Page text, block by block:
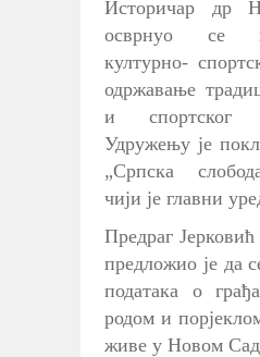
Историчар др
осврнуо се
културно-
одржавање
и спортског
Удружењу је
„Српска
чији је главни
Предраг
предложио је да
података о
родом и
живе у Новом